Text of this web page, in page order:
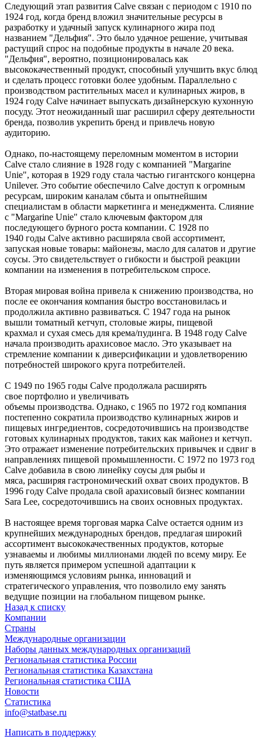
Следующий этап развития Calve связан с периодом с 1910 по
1924 год, когда бренд вложил значительные ресурсы в
разработку и удачный запуск кулинарного жира под
названием "Дельфия". Это было удачное решение, учитывая
растущий спрос на подобные продукты в начале 20 века.
"Дельфия", вероятно, позиционировалась как
высококачественный продукт, способный улучшить вкус блюд
и сделать процесс готовки более удобным. Параллельно с
производством растительных масел и кулинарных жиров, в
1924 году Calve начинает выпускать дизайнерскую кухонную
посуду. Этот неожиданный шаг расширил сферу деятельности
бренда, позволив укрепить бренд и привлечь новую
аудиторию.
Однако, по-настоящему переломным моментом в истории
Calve стало слияние в 1928 году с компанией "Margarine
Unie", которая в 1929 году стала частью гигантского концерна
Unilever. Это событие обеспечило Calve доступ к огромным
ресурсам, широким каналам сбыта и опытнейшим
специалистам в области маркетинга и менеджмента. Слияние
с "Margarine Unie" стало ключевым фактором для
последующего бурного роста компании. С 1928 по
1940 годы Calve активно расширяла свой ассортимент,
запуская новые товары: майонезы, масло для салатов и другие
соусы. Это свидетельствует о гибкости и быстрой реакции
компании на изменения в потребительском спросе.
Вторая мировая война привела к снижению производства, но
после ее окончания компания быстро восстановилась и
продолжила активно развиваться. С 1947 года на рынок
вышли томатный кетчуп, столовые жиры, пищевой
крахмал и сухая смесь для крема/пудинга. В 1948 году Calve
начала производить арахисовое масло. Это указывает на
стремление компании к диверсификации и удовлетворению
потребностей широкого круга потребителей.
С 1949 по 1965 годы Calve продолжала расширять
свое портфолио и увеличивать
объемы производства. Однако, с 1965 по 1972 год компания
постепенно сократила производство кулинарных жиров и
пищевых ингредиентов, сосредоточившись на производстве
готовых кулинарных продуктов, таких как майонез и кетчуп.
Это отражает изменение потребительских привычек и сдвиг в
направлениях пищевой промышленности. С 1972 по 1973 год
Calve добавила в свою линейку соусы для рыбы и
мяса, расширяя гастрономический охват своих продуктов. В
1996 году Calve продала свой арахисовый бизнес компании
Sara Lee, сосредоточившись на своих основных продуктах.
В настоящее время торговая марка Calve остается одним из
крупнейших международных брендов, предлагая широкий
ассортимент высококачественных продуктов, которые
узнаваемы и любимы миллионами людей по всему миру. Ее
путь является примером успешной адаптации к
изменяющимся условиям рынка, инноваций и
стратегического управления, что позволило ему занять
ведущие позиции на глобальном пищевом рынке.
Назад к списку
Компании
Страны
Международные организации
Наборы данных международных организаций
Региональная статистика России
Региональная статистика Казахстана
Региональная статистика США
Новости
Статистика
info@statbase.ru
Написать в поддержку